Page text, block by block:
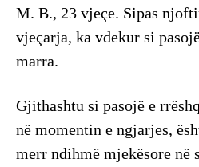
M. B., 23 vjeçe. Sipas
vjeçarja, ka vdekur si
marra.
Gjithashtu si pasojë e
në momentin e ngjarjes,
merr ndihmë mjekësore në